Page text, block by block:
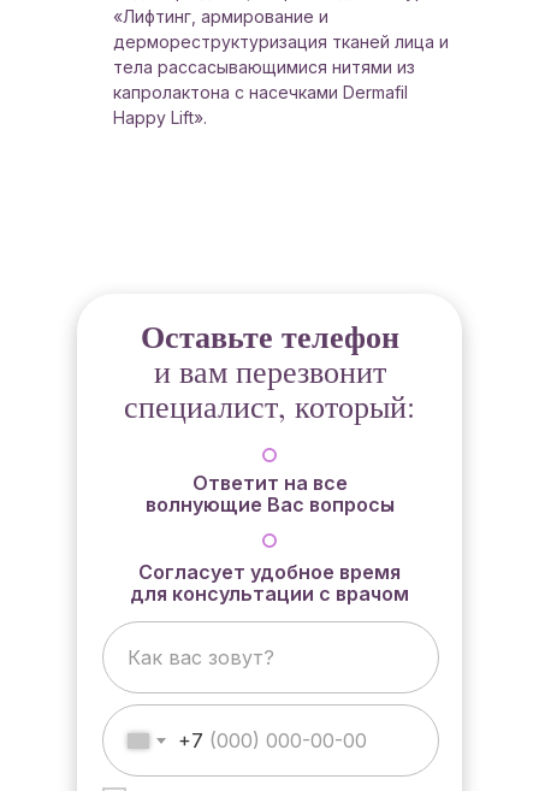
«Лифтинг, армирование и
дермореструктуризация тканей лица и
тела рассасывающимися нитями из
капролактона с насечками Dermafil
Happy Lift».
+7
Оставьте телефон
и вам перезвонит
специалист, который:
Ответит на все
волнующие Вас вопросы
Согласует удобное время
для консультации с врачом